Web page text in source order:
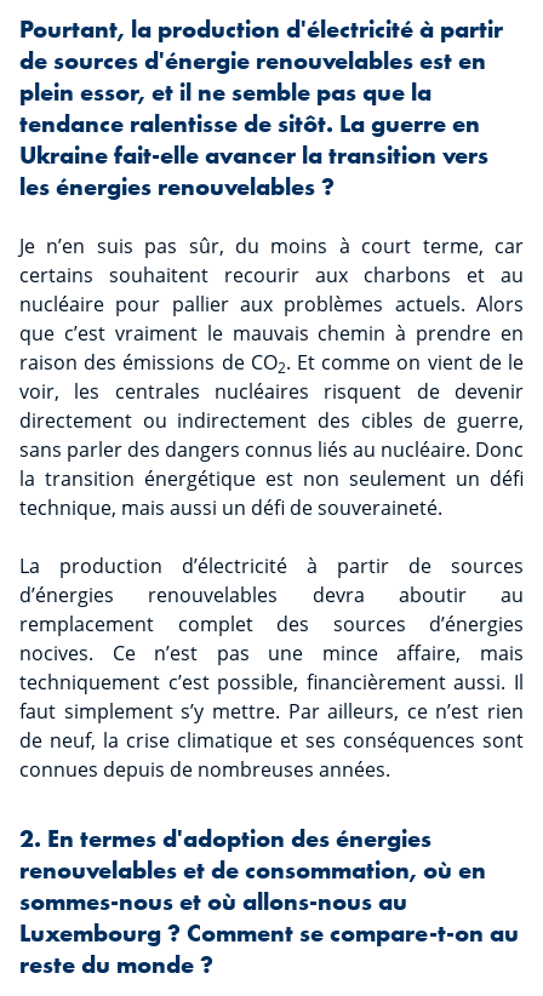
Pourtant, la production d'électricité à partir
de sources d'énergie renouvelables est en
plein essor, et il ne semble pas que la
tendance ralentisse de sitôt. La guerre en
Ukraine fait-elle avancer la transition vers
les énergies renouvelables ?
Je n’en suis pas sûr, du moins à court terme, car
certains souhaitent recourir aux charbons et au
nucléaire pour pallier aux problèmes actuels. Alors
que c’est vraiment le mauvais chemin à prendre en
raison des émissions de CO2. Et comme on vient de le
voir, les centrales nucléaires risquent de devenir
directement ou indirectement des cibles de guerre,
sans parler des dangers connus liés au nucléaire. Donc
la transition énergétique est non seulement un défi
technique, mais aussi un défi de souveraineté.
La production d’électricité à partir de sources
d’énergies renouvelables devra aboutir au
remplacement complet des sources d’énergies
nocives. Ce n’est pas une mince affaire, mais
techniquement c’est possible, financièrement aussi. Il
faut simplement s’y mettre. Par ailleurs, ce n’est rien
de neuf, la crise climatique et ses conséquences sont
connues depuis de nombreuses années.
2. En termes d'adoption des énergies
renouvelables et de consommation, où en
sommes-nous et où allons-nous au
Luxembourg ? Comment se compare-t-on au
reste du monde ?